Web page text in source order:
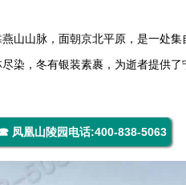
山山脉，面朝京北平原，是一处
染，冬有银装素裹，为逝者提供
凤凰山陵园电话:400-838-5063